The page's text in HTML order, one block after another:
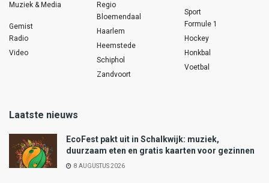
Muziek & Media
Gemist
Radio
Video
Regio
Bloemendaal
Haarlem
Heemstede
Schiphol
Zandvoort
Sport
Formule 1
Hockey
Honkbal
Voetbal
Laatste nieuws
EcoFest pakt uit in Schalkwijk: muziek,
duurzaam eten en gratis kaarten voor gezinnen
8 AUGUSTUS 2026